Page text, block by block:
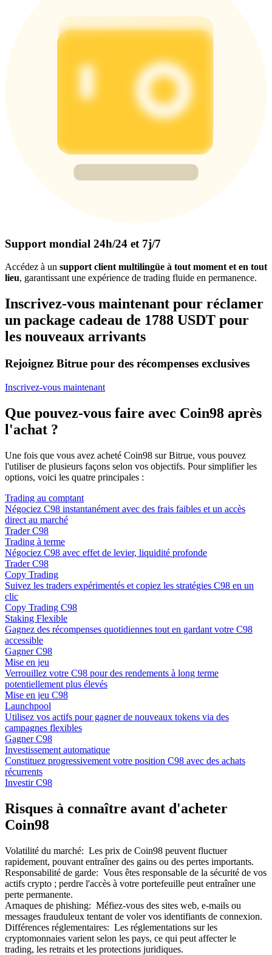
Support mondial 24h/24 et 7j/7
Accédez à un support client multilingüe à tout moment et en tout
lieu, garantissant une expérience de trading fluide en permanence.
Inscrivez-vous maintenant pour réclamer
un package cadeau de 1788 USDT pour
les nouveaux arrivants
Rejoignez Bitrue pour des récompenses exclusives
Inscrivez-vous maintenant
Que pouvez-vous faire avec Coin98 après
l'achat ?
Une fois que vous avez acheté Coin98 sur Bitrue, vous pouvez
l'utiliser de plusieurs façons selon vos objectifs. Pour simplifier les
options, voici les quatre principales :
Trading au comptant
Négociez C98 instantanément avec des frais faibles et un accès
direct au marché
Trader C98
Trading à terme
Négociez C98 avec effet de levier, liquidité profonde
Trader C98
Copy Trading
Suivez les traders expérimentés et copiez les stratégies C98 en un
clic
Copy Trading C98
Staking Flexible
Gagnez des récompenses quotidiennes tout en gardant votre C98
accessible
Gagner C98
Mise en jeu
Verrouillez votre C98 pour des rendements à long terme
potentiellement plus élevés
Mise en jeu C98
Launchpool
Utilisez vos actifs pour gagner de nouveaux tokens via des
campagnes flexibles
Gagner C98
Investissement automatique
Constituez progressivement votre position C98 avec des achats
récurrents
Investir C98
Risques à connaître avant d'acheter
Coin98
Volatilité du marché: Les prix de Coin98 peuvent fluctuer
rapidement, pouvant entraîner des gains ou des pertes importants.
Responsabilité de garde: Vous êtes responsable de la sécurité de vos
actifs crypto ; perdre l'accès à votre portefeuille peut entraîner une
perte permanente.
Arnaques de phishing: Méfiez-vous des sites web, e-mails ou
messages frauduleux tentant de voler vos identifiants de connexion.
Différences réglementaires: Les réglementations sur les
cryptomonnaies varient selon les pays, ce qui peut affecter le
trading, les retraits et les protections juridiques.